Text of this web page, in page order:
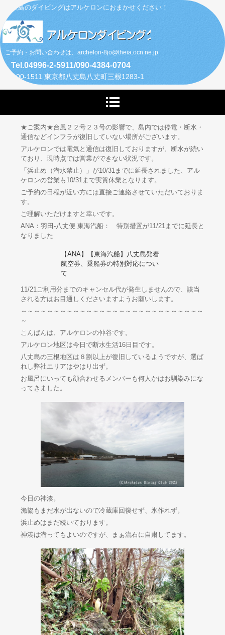
八丈島のダイビングはアルケロンにおまかせください！
ご予約・お問い合わせは、archelon-8jo@theia.ocn.ne.jp
Tel.04996-2-5911/090-4384-0704
〒100-1511 東京都八丈島八丈町三根1283-1
★ご案内★台風２２号２３号の影響で、島内では停電・断水・
通信などインフラが復旧していない場所がございます。
アルケロンでは電気と通信は復旧しておりますが、断水が続い
ており、現時点では営業ができない状況です。
「浜止め（潜水禁止）」が10/31までに延長されました、アル
ケロンの営業も10/31まで実質休業となります。
ご予約の日程が近い方には直接ご連絡させていただいておりま
す。
ご理解いただけますと幸いです。
ANA：羽田-八丈便 東海汽船： 特別措置が11/21までに延長と
なりました
【ANA】【東海汽船】八丈島発着
航空券、乗船券の特別対応につい
て
11/21ご利用分までのキャンセル代が発生しませんので、該当
される方はお目通しくださいますようお願いします。
～～～～～～～～～～～～～～～～～～～～～～～～～～～～
～
こんばんは、アルケロンの仲谷です。
アルケロン地区は今日で断水生活16日目です。
八丈島の三根地区は８割以上が復旧しているようですが、選ば
れし弊社エリアはやはり出ず。
お風呂にいっても顔合わせるメンバーも何人かはお馴染みにな
ってきました。
今日の神湊。
漁協もまだ水が出ないので冷蔵庫回復せず、氷作れず。
浜止めはまだ続いております。
神湊は潜ってもよいのですが、まぁ流石に自粛してます。